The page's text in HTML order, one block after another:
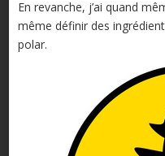
En revanche, j’ai quand
même définir des
polar.